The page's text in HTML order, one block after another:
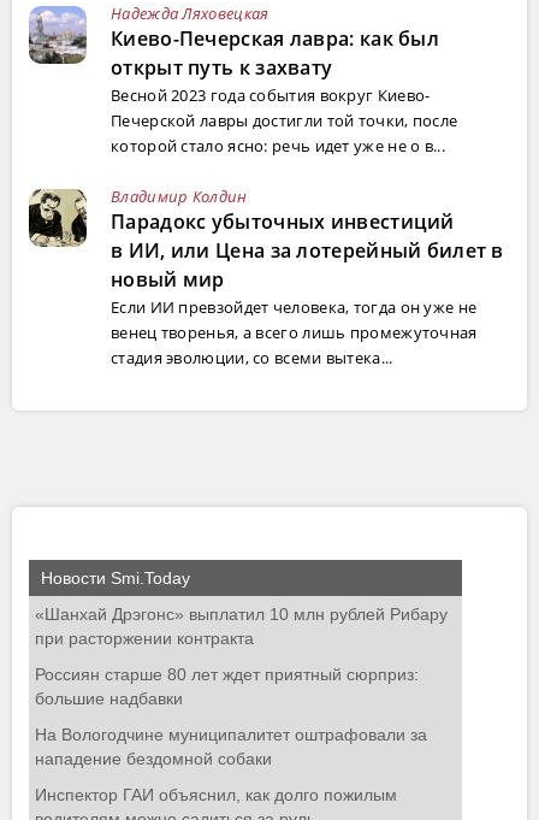
Надежда Ляховецкая
Киево-Печерская лавра: как был
открыт путь к захвату
Весной 2023 года события вокруг Киево-
Печерской лавры достигли той точки, после
которой стало ясно: речь идет уже не о в...
Владимир Колдин
Парадокс убыточных инвестиций
в ИИ, или Цена за лотерейный билет в
новый мир
Если ИИ превзойдет человека, тогда он уже не
венец творенья, а всего лишь промежуточная
стадия эволюции, со всеми вытека...